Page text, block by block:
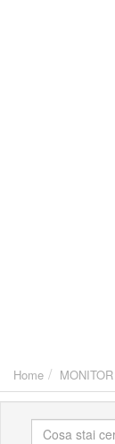
Home MONITOR